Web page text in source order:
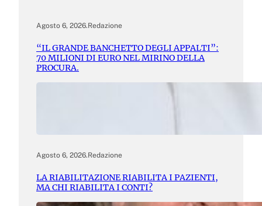
Agosto 6, 2026.Redazione
“IL GRANDE BANCHETTO DEGLI APPALTI”:
70 MILIONI DI EURO NEL MIRINO DELLA
PROCURA.
Agosto 6, 2026.Redazione
LA RIABILITAZIONE RIABILITA I PAZIENTI,
MA CHI RIABILITA I CONTI?